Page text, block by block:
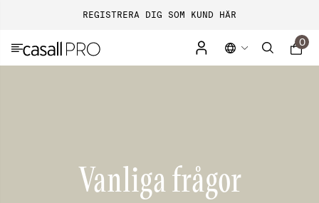
REGISTRERA DIG SOM KUND HÄR
0
Vanliga frågor